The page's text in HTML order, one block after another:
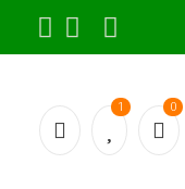
1 0